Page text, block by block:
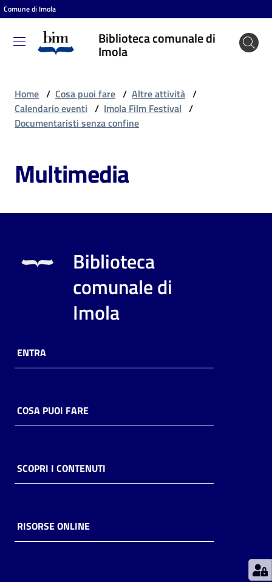
Vai al contenuto
Vai alla navigazione
Vai al footer
Comune di Imola
Biblioteca comunale di
Imola
Biblioteca
comunale
Cosa
fare
Scopri
online
Piani
Decentrate
Home / Cosa puoi fare / Altre attività /
Calendario eventi / Imola Film Festival /
Documentaristi senza confine
Multimedia
Biblioteca
comunale di
Imola
ENTRA
COSA PUOI FARE
SCOPRI I CONTENUTI
RISORSE ONLINE